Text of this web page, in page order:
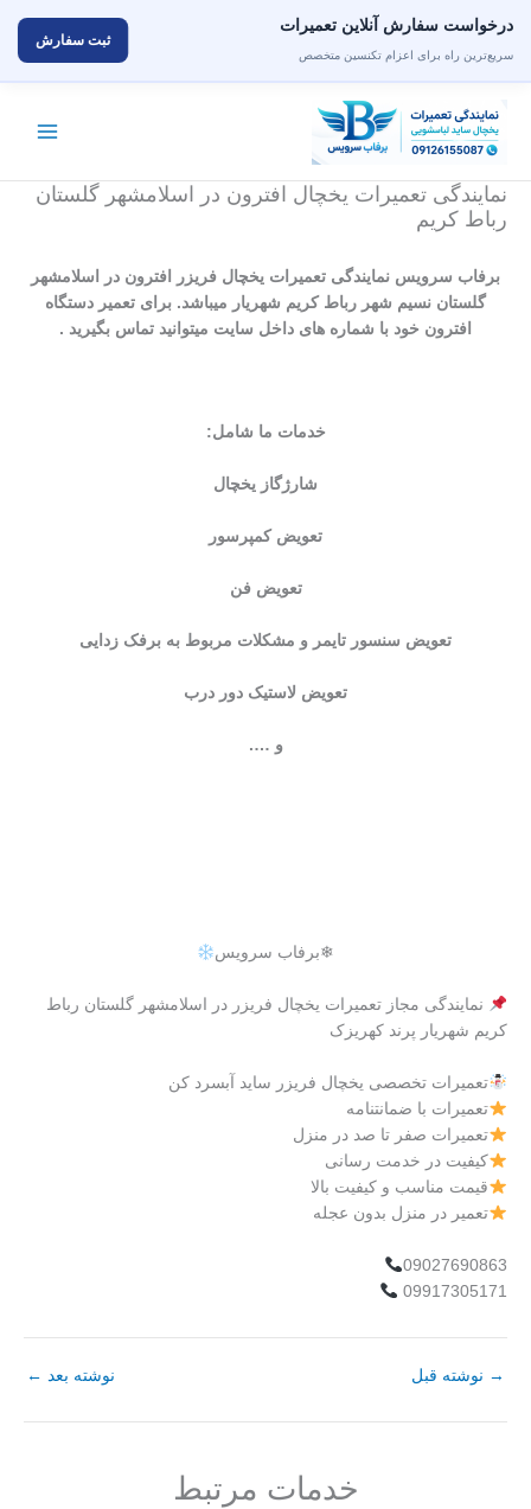
محتوا
نمایندگی تعمیرات یخچال افترون در اسلامشهر گلستان
رباط کریم
برفاب سرویس نمایندگی تعمیرات یخچال فریزر افترون در اسلامشهر
گلستان نسیم شهر رباط کریم شهریار میباشد. برای تعمیر دستگاه
افترون خود با شماره های داخل سایت میتوانید تماس بگیرید .
خدمات ما شامل:
شارژگاز یخچال
تعویض کمپرسور
تعویض فن
تعویض سنسور تایمر و مشکلات مربوط به برفک زدایی
تعویض لاستیک دور درب
و ….
❄برفاب سرویس
نمایندگی مجاز تعمیرات یخچال فریزر در اسلامشهر گلستان رباط
کریم شهریار پرند کهریزک
تعمیرات تخصصی یخچال فریزر ساید آبسرد کن
تعمیرات با ضمانتنامه
تعمیرات صفر تا صد در منزل
کیفیت در خدمت رسانی
قیمت مناسب و کیفیت بالا
تعمیر در منزل بدون عجله
09027690863
09917305171
→ نوشته قبل نوشته بعد ←
خدمات مرتبط
درخواست سفارش آنلاین تعمیرات
سریع‌ترین راه برای اعزام تکنسین متخصص
ثبت سفارش